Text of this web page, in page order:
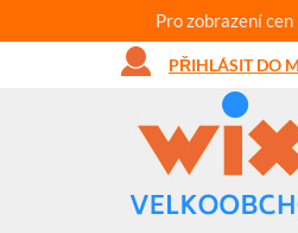
Pro zobrazení
PŘIHLÁSIT DO